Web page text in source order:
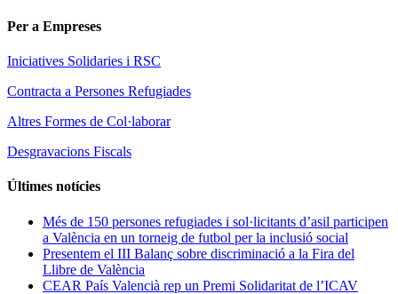
Per a Empreses
Iniciatives Solidaries i RSC
Contracta a Persones Refugiades
Altres Formes de Col·laborar
Desgravacions Fiscals
Últimes notícies
Més de 150 persones refugiades i sol·licitants d’asil participen
a València en un torneig de futbol per la inclusió social
Presentem el III Balanç sobre discriminació a la Fira del
Llibre de València
CEAR País Valencià rep un Premi Solidaritat de l’ICAV